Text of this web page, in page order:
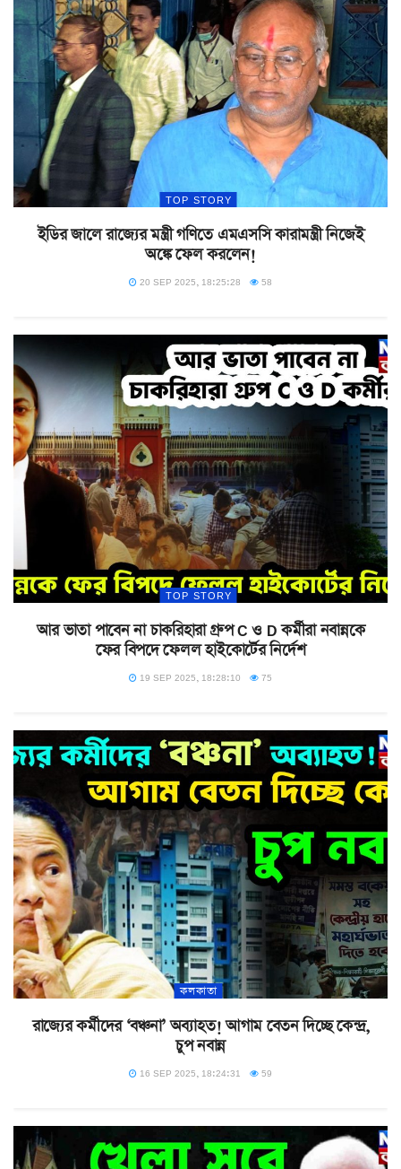
TOP STORY
ইডির জালে রাজ্যের মন্ত্রী গণিতে এমএসসি কারামন্ত্রী নিজেই
অঙ্কে ফেল করলেন!
20 SEP 2025, 18:25:28 58
TOP STORY
আর ভাতা পাবেন না চাকরিহারা গ্রুপ C ও D কর্মীরা নবান্নকে
ফের বিপদে ফেলল হাইকোর্টের নির্দেশ
19 SEP 2025, 18:28:10 75
কলকাতা
রাজ্যের কর্মীদের ‘বঞ্চনা’ অব্যাহত! আগাম বেতন দিচ্ছে কেন্দ্র,
চুপ নবান্ন
16 SEP 2025, 18:24:31 59